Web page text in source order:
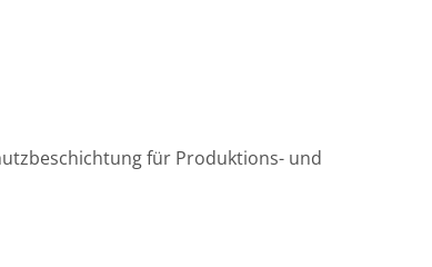
für Produktions- und